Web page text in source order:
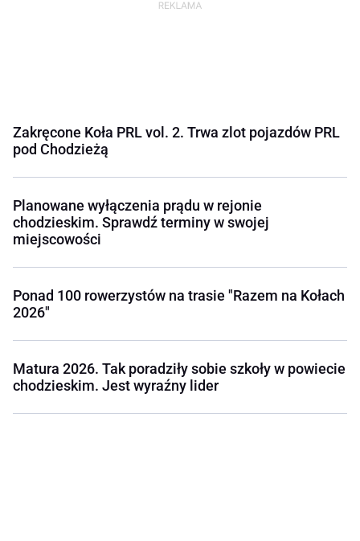
Zakręcone Koła PRL vol. 2. Trwa zlot pojazdów PRL
pod Chodzieżą
Planowane wyłączenia prądu w rejonie
chodzieskim. Sprawdź terminy w swojej
miejscowości
Ponad 100 rowerzystów na trasie "Razem na Kołach
2026"
Matura 2026. Tak poradziły sobie szkoły w powiecie
chodzieskim. Jest wyraźny lider